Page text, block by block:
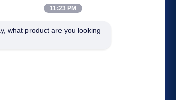
11:23 PM
what product are you looking